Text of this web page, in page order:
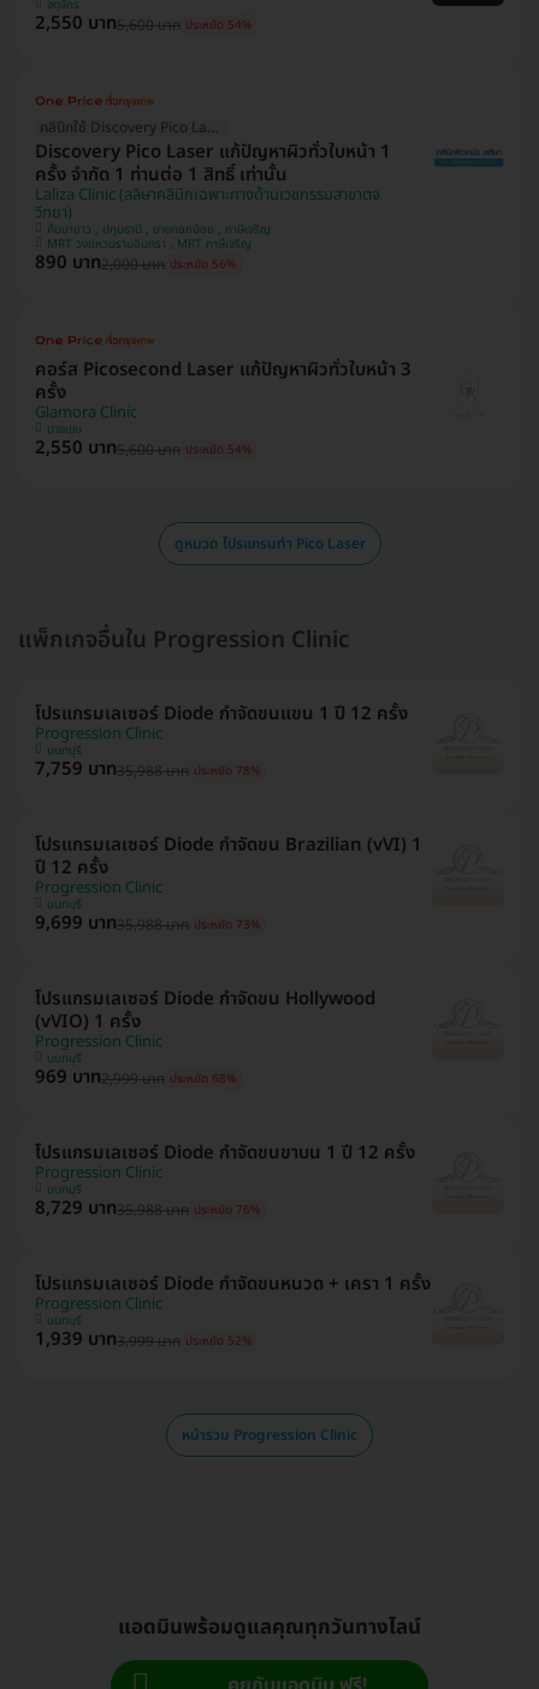
จตุจักร
2,550 บาท5,600 บาท ประหยัด 54%
คลินิกใช้ Discovery Pico Laser
Discovery Pico Laser แก้ปัญหาผิวทั่วใบหน้า 1
ครั้ง จำกัด 1 ท่านต่อ 1 สิทธิ์ เท่านั้น
Laliza Clinic (ลลิษาคลินิกเฉพาะทางด้านเวชกรรมสาขาตจ
วิทยา)
คันนายาว , ปทุมธานี , บางกอกน้อย , ภาษีเจริญ
MRT วงแหวนรามอินทรา , MRT ภาษีเจริญ
890 บาท2,000 บาท ประหยัด 56%
คอร์ส Picosecond Laser แก้ปัญหาผิวทั่วใบหน้า 3
ครั้ง
Glamora Clinic
บางเขน
2,550 บาท5,600 บาท ประหยัด 54%
ดูหมวด โปรแกรมทำ Pico Laser
แพ็กเกจอื่นใน Progression Clinic
โปรแกรมเลเซอร์ Diode กำจัดขนแขน 1 ปี 12 ครั้ง
Progression Clinic
นนทบุรี
7,759 บาท35,988 บาท ประหยัด 78%
โปรแกรมเลเซอร์ Diode กำจัดขน Brazilian (vVI) 1
ปี 12 ครั้ง
Progression Clinic
นนทบุรี
9,699 บาท35,988 บาท ประหยัด 73%
โปรแกรมเลเซอร์ Diode กำจัดขน Hollywood
(vVIO) 1 ครั้ง
Progression Clinic
นนทบุรี
969 บาท2,999 บาท ประหยัด 68%
โปรแกรมเลเซอร์ Diode กำจัดขนขาบน 1 ปี 12 ครั้ง
Progression Clinic
นนทบุรี
8,729 บาท35,988 บาท ประหยัด 76%
โปรแกรมเลเซอร์ Diode กำจัดขนหนวด + เครา 1 ครั้ง
Progression Clinic
นนทบุรี
1,939 บาท3,999 บาท ประหยัด 52%
หน้ารวม Progression Clinic
แอดมินพร้อมดูแลคุณทุกวันทางไลน์